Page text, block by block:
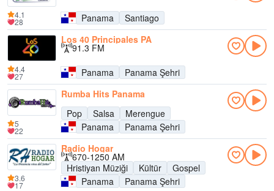
Panama Santiago
4.1
28
Los 40 Principales PA
91.3 FM
Panama
Panama Şehri
4.4
27
Rumba Hits Panama
Pop
Salsa
Merengue
Panama
Panama Şehri
5
22
Radio Hogar
670-1250 AM
Hristiyan Müziği
Kültür
Gospel
Panama
Panama Şehri
3.6
17